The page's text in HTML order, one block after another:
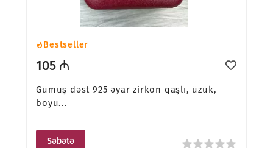
Bestseller
105 ₼
Gümüş dəst 925 əyar zirkon qaşlı, üzük,
boyu...
Səbətə